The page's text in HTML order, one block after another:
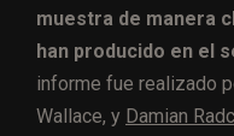
muestra de manera
han producido en el
informe fue realizado
Wallace, y Damian